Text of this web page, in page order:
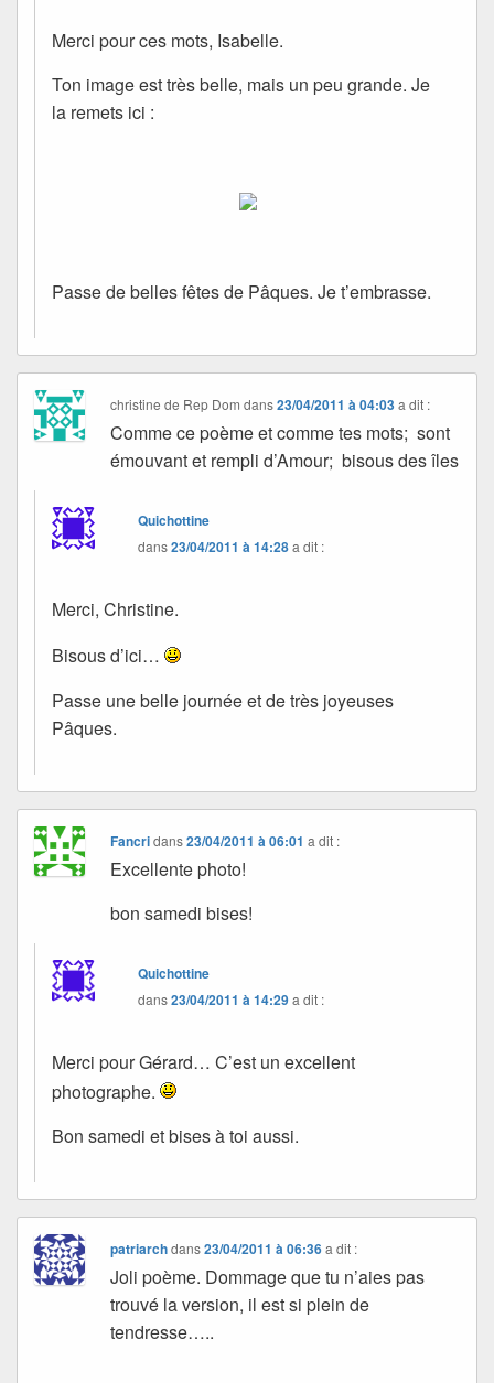
Merci pour ces mots, Isabelle.
Ton image est très belle, mais un peu grande. Je
la remets ici :
Passe de belles fêtes de Pâques. Je t’embrasse.
christine de Rep Dom dans23/04/2011 à 04:03 a dit :
Comme ce poème et comme tes mots; sont
émouvant et rempli d’Amour; bisous des îles
Quichottine
dans23/04/2011 à 14:28a dit :
Merci, Christine.
Bisous d’ici…
Passe une belle journée et de très joyeuses
Pâques.
Fancridans23/04/2011 à 06:01 a dit :
Excellente photo!
bon samedi bises!
Quichottine
dans23/04/2011 à 14:29a dit :
Merci pour Gérard… C’est un excellent
photographe.
Bon samedi et bises à toi aussi.
patriarchdans23/04/2011 à 06:36 a dit :
Joli poème. Dommage que tu n’aies pas
trouvé la version, il est si plein de
tendresse…..